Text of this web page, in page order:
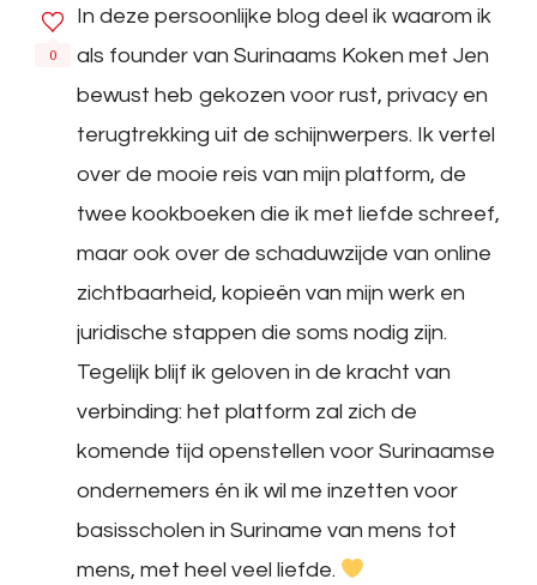
0
In deze persoonlijke blog deel ik waarom ik
als founder van Surinaams Koken met Jen
bewust heb gekozen voor rust, privacy en
terugtrekking uit de schijnwerpers. Ik vertel
over de mooie reis van mijn platform, de
twee kookboeken die ik met liefde schreef,
maar ook over de schaduwzijde van online
zichtbaarheid, kopieën van mijn werk en
juridische stappen die soms nodig zijn.
Tegelijk blijf ik geloven in de kracht van
verbinding: het platform zal zich de
komende tijd openstellen voor Surinaamse
ondernemers én ik wil me inzetten voor
basisscholen in Suriname van mens tot
mens, met heel veel liefde.